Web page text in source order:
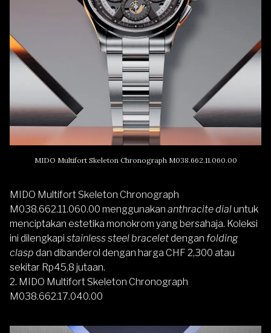
MIDO Multifort Skeleton Chronograph M038.662.11.060.00
MIDO Multifort Skeleton Chronograph
M038.662.11.060.00 menggunakan anthracite dialuntuk
menciptakan estetika monokrom yang bersahaja. Koleksi
ini dilengkapi stainless steel braceletdengan folding
clasp dan dibanderol dengan harga CHF 2,300 atau
sekitar Rp45,8 jutaan.
2. MIDO Multifort Skeleton Chronograph
M038.662.17.040.00